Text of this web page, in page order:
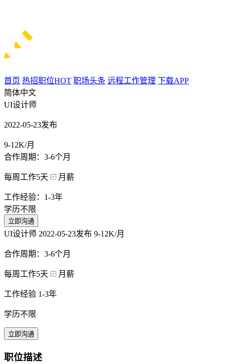
首页 热招职位HOT 职场头条 远程工作管理 下载APP
简体中文
UI设计师
2022-05-23发布
9-12K/月
合作周期：3-6个月
每周工作5天 月薪
工作经验：1-3年
学历不限
立即沟通
UI设计师 2022-05-23发布 9-12K/月
合作周期：3-6个月
每周工作5天 月薪
工作经验 1-3年
学历不限
立即沟通
职位描述